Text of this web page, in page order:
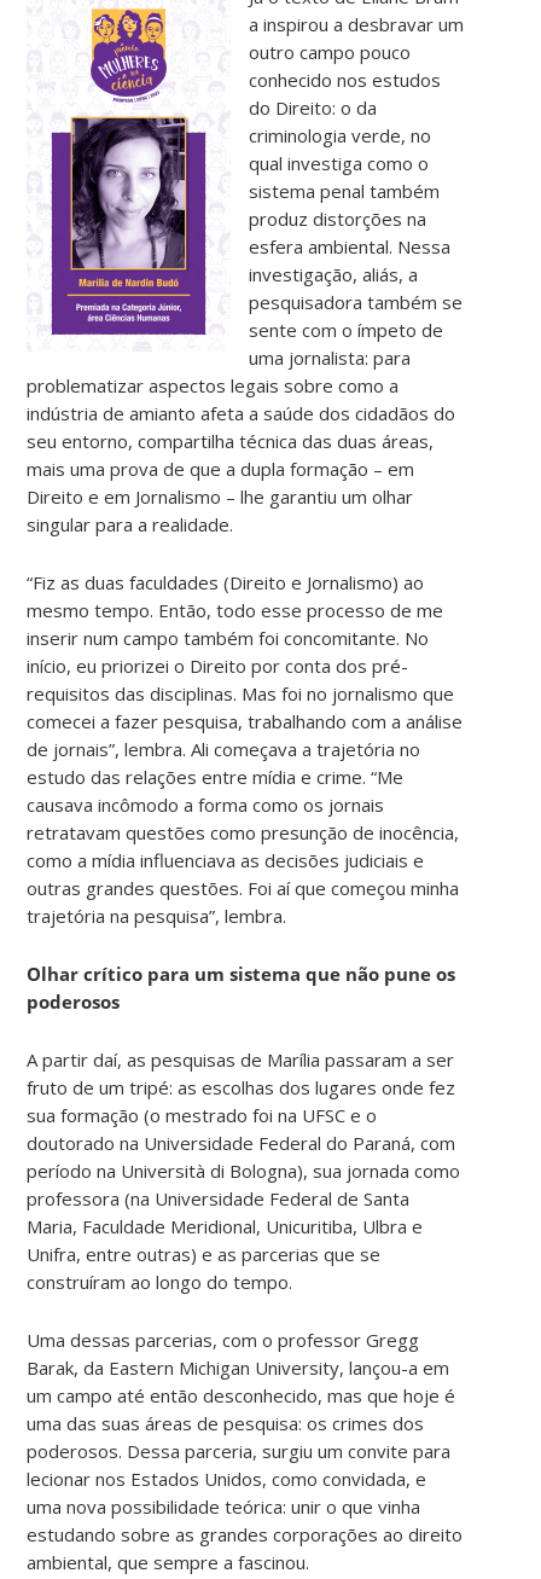
a inspirou a desbravar um
outro campo pouco
conhecido nos estudos
do Direito: o da
criminologia verde, no
qual investiga como o
sistema penal também
produz distorções na
esfera ambiental. Nessa
investigação, aliás, a
pesquisadora também se
sente com o ímpeto de
uma jornalista: para
problematizar aspectos legais sobre como a
indústria de amianto afeta a saúde dos cidadãos do
seu entorno, compartilha técnica das duas áreas,
mais uma prova de que a dupla formação – em
Direito e em Jornalismo – lhe garantiu um olhar
singular para a realidade.
“Fiz as duas faculdades (Direito e Jornalismo) ao
mesmo tempo. Então, todo esse processo de me
inserir num campo também foi concomitante. No
início, eu priorizei o Direito por conta dos pré-
requisitos das disciplinas. Mas foi no jornalismo que
comecei a fazer pesquisa, trabalhando com a análise
de jornais”, lembra. Ali começava a trajetória no
estudo das relações entre mídia e crime. “Me
causava incômodo a forma como os jornais
retratavam questões como presunção de inocência,
como a mídia influenciava as decisões judiciais e
outras grandes questões. Foi aí que começou minha
trajetória na pesquisa”, lembra.
Olhar crítico para um sistema que não pune os
poderosos
A partir daí, as pesquisas de Marília passaram a ser
fruto de um tripé: as escolhas dos lugares onde fez
sua formação (o mestrado foi na UFSC e o
doutorado na Universidade Federal do Paraná, com
período na Università di Bologna), sua jornada como
professora (na Universidade Federal de Santa
Maria, Faculdade Meridional, Unicuritiba, Ulbra e
Unifra, entre outras) e as parcerias que se
construíram ao longo do tempo.
Uma dessas parcerias, com o professor Gregg
Barak, da Eastern Michigan University, lançou-a em
um campo até então desconhecido, mas que hoje é
uma das suas áreas de pesquisa: os crimes dos
poderosos. Dessa parceria, surgiu um convite para
lecionar nos Estados Unidos, como convidada, e
uma nova possibilidade teórica: unir o que vinha
estudando sobre as grandes corporações ao direito
ambiental, que sempre a fascinou.